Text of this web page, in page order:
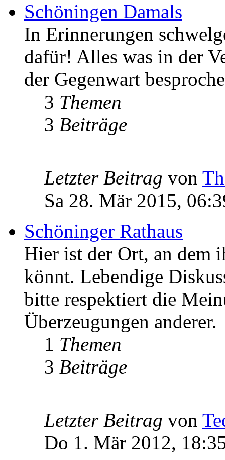
Schöningen Damals
In Erinnerungen
dafür! Alles was in der
der Gegenwart
3 Themen
3 Beiträge
Letzter Beitrag von
Sa 28. Mär 2015,
Schöninger Rathaus
Hier ist der Ort, an dem
könnt. Lebendige
bitte respektiert die
Überzeugungen anderer.
1 Themen
3 Beiträge
Letzter Beitrag von
Do 1. Mär 2012,